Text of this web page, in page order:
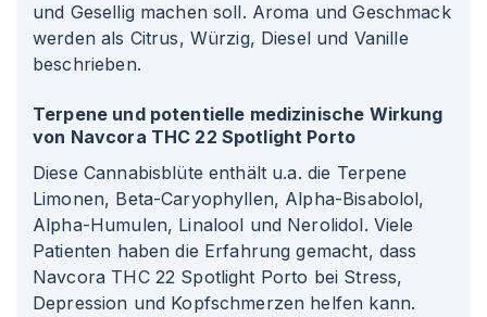
und Gesellig machen soll. Aroma und Geschmack
werden als Citrus, Würzig, Diesel und Vanille
beschrieben.
Terpene und potentielle medizinische Wirkung
von Navcora THC 22 Spotlight Porto
Diese Cannabisblüte enthält u.a. die Terpene
Limonen, Beta-Caryophyllen, Alpha-Bisabolol,
Alpha-Humulen, Linalool und Nerolidol. Viele
Patienten haben die Erfahrung gemacht, dass
Navcora THC 22 Spotlight Porto bei Stress,
Depression und Kopfschmerzen helfen kann.